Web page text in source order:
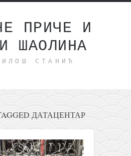
ПРИЧЕ И
ШАОЛИНА
СТАНИЋ
ДАТАЦЕНТАР